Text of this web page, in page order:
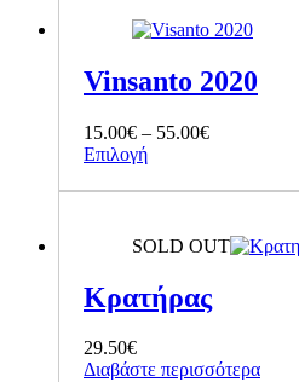
Vinsanto 2020
15.00€ – 55.00€Price
through
ΕπιλογήΑυτό
προϊόν
πολλαπλές
παραλλαγές.
Οι
επιλογές
επιλεγούν
SOLD OUT
Κρατήρας
29.50€
Διαβάστε περισσότερα